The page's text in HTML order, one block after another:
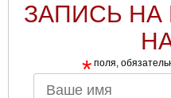
ЗАПИСЬ НА
* поля,